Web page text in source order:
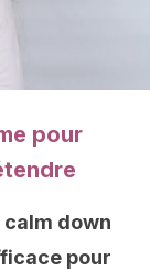
pour
down
pour